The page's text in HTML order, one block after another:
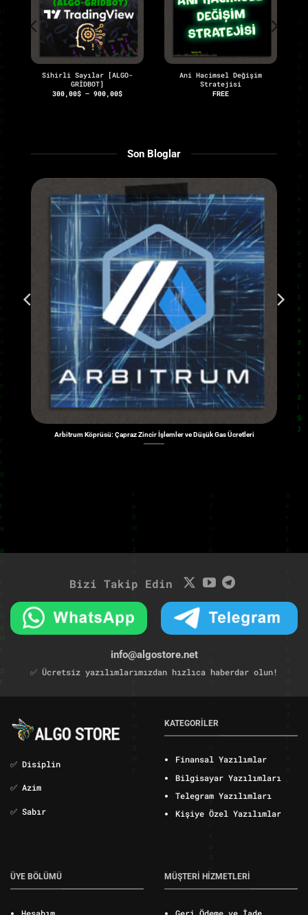
Sihirli Sayılar [ALGO-
GRİDBOT]
300,00$ – 900,00$Fiyat
Ani Hacimsel Değişim
Stratejisi
FREE
Son Bloglar
Arbitrum Köprüsü: Çapraz Zincir İşlemler ve Düşük Gas Ücretleri
Bizi Takip Edin
info@algostore.net
✅ Ücretsiz yazılımlarımızdan hızlıca haberdar olun!
✅ Disiplin
✅ Azim
✅ Sabır
KATEGORİLER
Finansal Yazılımlar
Bilgisayar Yazılımları
Telegram Yazılımları
Kişiye Özel Yazılımlar
ÜYE BÖLÜMÜ
Hesabım
MÜŞTERİ HİZMETLERİ
Geri Ödeme ve İade